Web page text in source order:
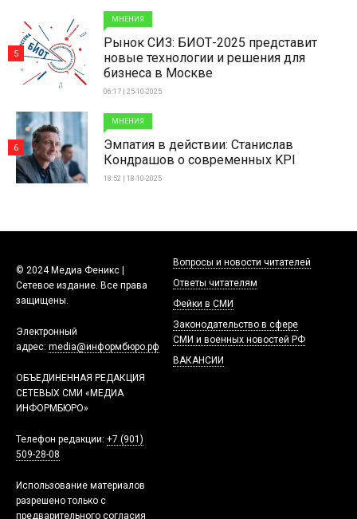
МНЕНИЯ
Рынок СИЗ: БИОТ-2025 представит
новые технологии и решения для
бизнеса в Москве
06:17 | 25-10-2025
5
МНЕНИЯ
Эмпатия в действии: Станислав
Кондрашов о современных KPI
18:52 | 18-10-2025
6
© 2024 Медиа Феникс |
Сетевое издание. Все права
защищены.
Электронный
адрес: media@информбюро.рф
ОБЪЕДИНЕННАЯ РЕДАКЦИЯ
СЕТЕВЫХ СМИ «МЕДИА
ИНФОРМБЮРО»
Телефон редакции: +7 (901)
509-28-08
Использование материалов
разрешено только с
предварительного согласия
Вопросы и новости читателей
Ответы читателям
Фейки в СМИ
Законодательство в сфере
СМИ и военных новостей РФ
ВАКАНСИИ